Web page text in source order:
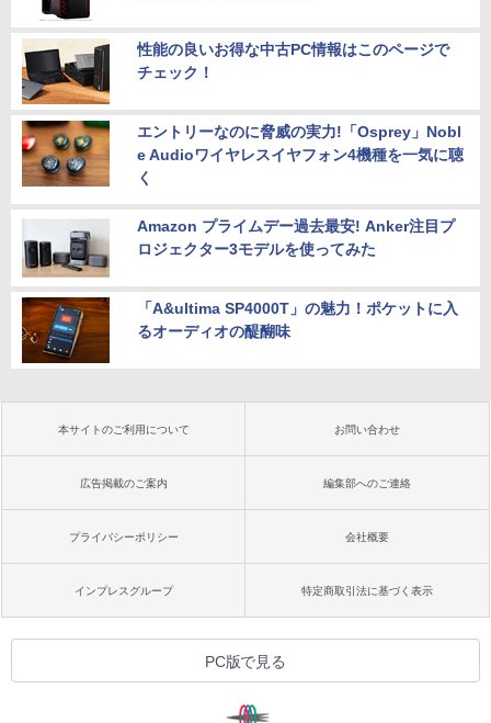
性能の良いお得な中古PC情報はこのページで
チェック！
エントリーなのに脅威の実力!「Osprey」Nobl
e Audioワイヤレスイヤフォン4機種を一気に聴
く
Amazon プライムデー過去最安! Anker注目プ
ロジェクター3モデルを使ってみた
「A&ultima SP4000T」の魅力！ポケットに入
るオーディオの醍醐味
本サイトのご利用について お問い合わせ
広告掲載のご案内 編集部へのご連絡
プライバシーポリシー 会社概要
インプレスグループ 特定商取引法に基づく表示
PC版で見る